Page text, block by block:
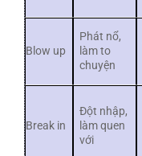
Blow up
Phát nổ,
làm to
chuyện
Break in
Đột nhập,
làm quen
với